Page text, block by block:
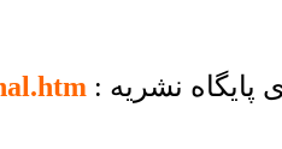
پایگاه نشریه